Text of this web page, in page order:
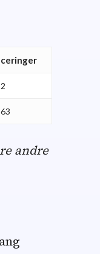
andre